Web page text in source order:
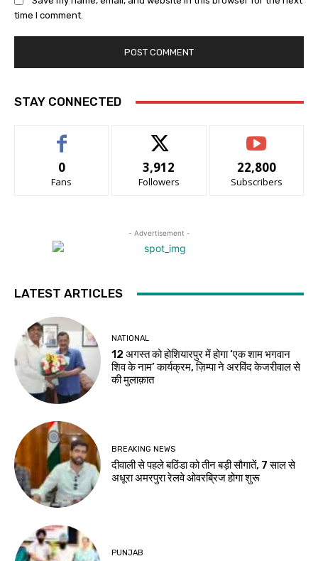
time I comment.
STAY CONNECTED
0
Fans
3,912
Followers
22,800
Subscribers
- Advertisement -
LATEST ARTICLES
NATIONAL
12 अगस्त को होशियारपुर में होगा ‘एक शाम भगवान
शिव के नाम’ कार्यक्रम, ज़िम्पा ने अरविंद केजरीवाल से
की मुलाक़ात
BREAKING NEWS
दीवाली से पहले बठिंडा को तीन बड़ी सौगातें, 7 साल से
अधूरा अमरपुरा रेलवे ओवरब्रिज होगा शुरू
PUNJAB